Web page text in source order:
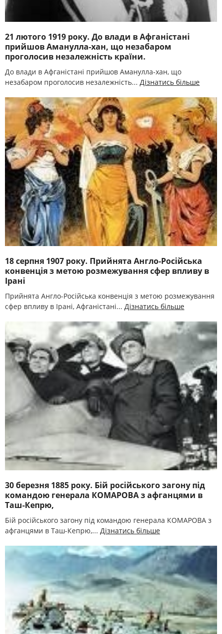
21 лютого 1919 року. До влади в Афганістані
прийшов Аманулла-хан, що незабаром
проголосив незалежність країни.
До влади в Афганістані прийшов Аманулла-хан, що
незабаром проголосив незалежність... Дізнатись більше
18 серпня 1907 року. Прийнята Англо-Російська
конвенція з метою розмежування сфер впливу в
Ірані
Прийнята Англо-Російська конвенція з метою розмежування
сфер впливу в Ірані, Афганістані... Дізнатись більше
30 березня 1885 року. Бій російського загону під
командою генерала КОМАРОВА з афганцями в
Таш-Кепрю,
Бій російського загону під командою генерала КОМАРОВА з
афганцями в Таш-Кепрю,... Дізнатись більше